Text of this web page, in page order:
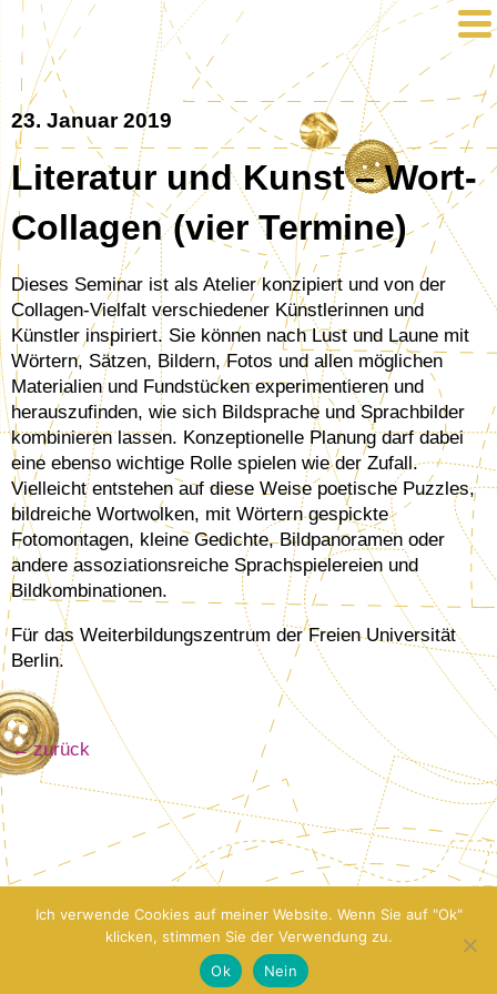
23. Januar 2019
Literatur und Kunst – Wort-
Collagen (vier Termine)
Dieses Seminar ist als Atelier konzipiert und von der
Collagen-Vielfalt verschiedener Künstlerinnen und
Künstler inspiriert. Sie können nach Lust und Laune mit
Wörtern, Sätzen, Bildern, Fotos und allen möglichen
Materialien und Fundstücken experimentieren und
herauszufinden, wie sich Bildsprache und Sprachbilder
kombinieren lassen. Konzeptionelle Planung darf dabei
eine ebenso wichtige Rolle spielen wie der Zufall.
Vielleicht entstehen auf diese Weise poetische Puzzles,
bildreiche Wortwolken, mit Wörtern gespickte
Fotomontagen, kleine Gedichte, Bildpanoramen oder
andere assoziationsreiche Sprachspielereien und
Bildkombinationen.
Für das Weiterbildungszentrum der Freien Universität
Berlin.
zurück
Ich verwende Cookies auf meiner Website. Wenn Sie auf "Ok"
klicken, stimmen Sie der Verwendung zu.
Ok
Nein